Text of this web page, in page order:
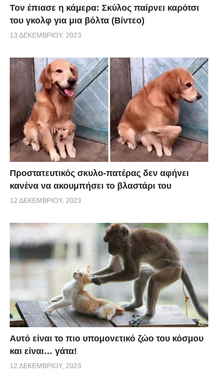
Τον έπιασε η κάμερα: Σκύλος παίρνει καρότσι
του γκολφ για μια βόλτα (Βίντεο)
13 ΔΕΚΕΜΒΡΊΟΥ, 2023
Προστατευτικός σκυλο-πατέρας δεν αφήνει
κανένα να ακουμπήσει το βλαστάρι του
12 ΔΕΚΕΜΒΡΊΟΥ, 2023
Αυτό είναι το πιο υπομονετικό ζώο του κόσμου
και είναι… γάτα!
12 ΔΕΚΕΜΒΡΊΟΥ, 2023